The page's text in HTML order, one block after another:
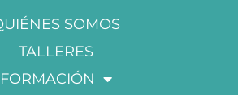
SOMOS
TALLERES
FORMACIÓN